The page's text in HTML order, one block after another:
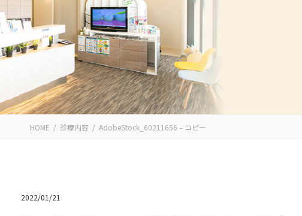
HOME 診療内容 AdobeStock_60211656 – コピー
2022/01/21